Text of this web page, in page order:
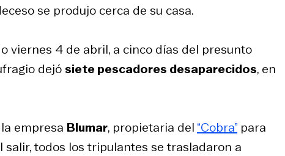
se produjo cerca de su casa.
viernes 4 de abril, a cinco días del presunto
dejósiete pescadores desaparecidos, en
empresa Blumar, propietaria del “Cobra” para
todos los tripulantes se trasladaron a